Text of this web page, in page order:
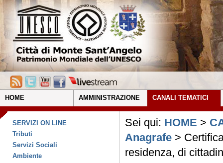
HOME AMMINISTRAZIONE CANALI TEMATICI
SERVIZI ON LINE
Tributi
Servizi Sociali
Ambiente
Sei qui: HOME >
Anagrafe >
residenza, di